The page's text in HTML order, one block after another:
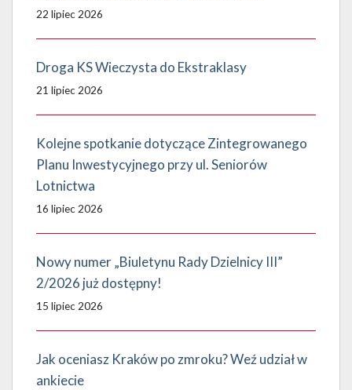
22 lipiec 2026
Droga KS Wieczysta do Ekstraklasy
21 lipiec 2026
Kolejne spotkanie dotyczące Zintegrowanego
Planu Inwestycyjnego przy ul. Seniorów
Lotnictwa
16 lipiec 2026
Nowy numer „Biuletynu Rady Dzielnicy III”
2/2026 już dostępny!
15 lipiec 2026
Jak oceniasz Kraków po zmroku? Weź udział w
ankiecie